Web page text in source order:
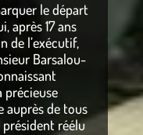
le départ
après 17 ans
de l’exécutif,
Barsalou-
précieuse
auprès de tous
président réélu